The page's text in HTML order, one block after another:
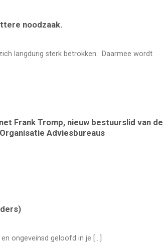
noodzaak.
langdurig sterk betrokken. Daarmee wordt
Frank Tromp, nieuw bestuurslid van de
Adviesbureaus
ongeveinsd geloofd in je [...]